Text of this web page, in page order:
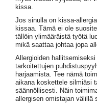
kissa.
Jos sinulla on kissa-
kissaa. Tämä ei ole
tällöin ylimääräistä työtä
mikä saattaa johtaa jopa
Allergioiden
tarkoitettujen
harjaamista. Tee nämä
aikana koskettele silmiäsi
säännöllisesti. Näin
allergisen omistajan välillä